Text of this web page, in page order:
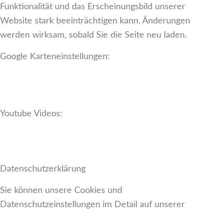
Funktionalität und das Erscheinungsbild unserer
Website stark beeinträchtigen kann. Änderungen
werden wirksam, sobald Sie die Seite neu laden.
Google Karteneinstellungen:
Youtube Videos:
Datenschutzerklärung
Sie können unsere Cookies und
Datenschutzeinstellungen im Detail auf unserer